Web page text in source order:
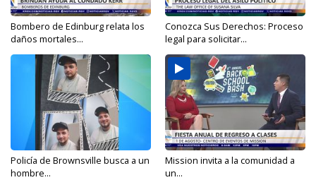
Bombero de Edinburg relata los
daños mortales...
Conozca Sus Derechos: Proceso
legal para solicitar...
Policía de Brownsville busca a un
hombre...
Mission invita a la comunidad a
un...